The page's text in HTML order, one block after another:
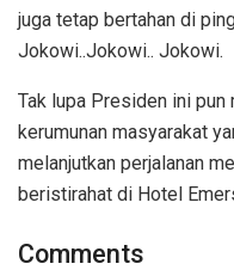
juga tetap bertahan di
Jokowi..Jokowi.. Jokowi.
Tak lupa Presiden ini
kerumunan masyarakat
melanjutkan perjalanan
beristirahat di Hotel
Comments